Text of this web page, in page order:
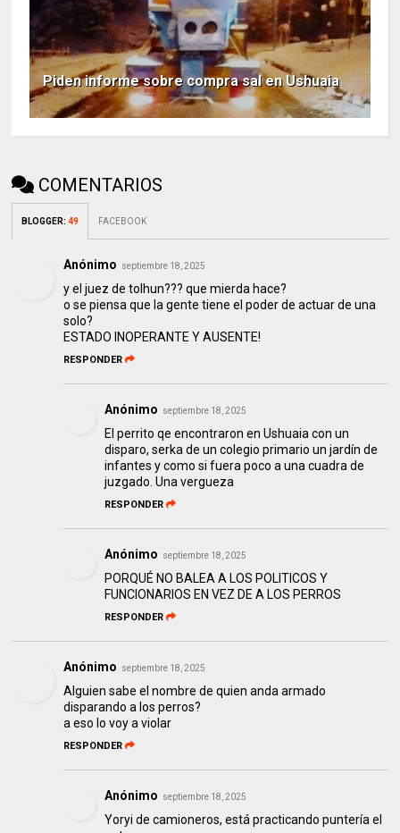
Piden informe sobre compra sal en Ushuaia
COMENTARIOS
BLOGGER:49 FACEBOOK
Anónimo septiembre 18, 2025
y el juez de tolhun??? que mierda hace?
o se piensa que la gente tiene el poder de actuar de una
solo?
ESTADO INOPERANTE Y AUSENTE!
RESPONDER
Anónimo septiembre 18, 2025
El perrito qe encontraron en Ushuaia con un
disparo, serka de un colegio primario un jardín de
infantes y como si fuera poco a una cuadra de
juzgado. Una vergueza
RESPONDER
Anónimo septiembre 18, 2025
PORQUÉ NO BALEA A LOS POLITICOS Y
FUNCIONARIOS EN VEZ DE A LOS PERROS
RESPONDER
Anónimo septiembre 18, 2025
Alguien sabe el nombre de quien anda armado
disparando a los perros?
a eso lo voy a violar
RESPONDER
Anónimo septiembre 18, 2025
Yoryi de camioneros, está practicando puntería el